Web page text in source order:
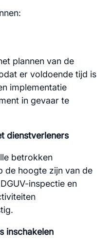
plannen van de
er voldoende tijd is
implementatie
in gevaar te
dienstverleners
betrokken
de hoogte zijn van de
inspectie en
inschakelen